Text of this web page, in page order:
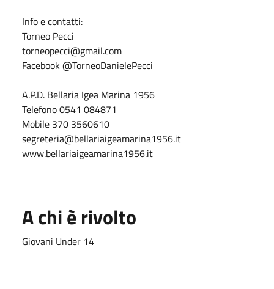
Info e contatti:
Torneo Pecci
torneopecci@gmail.com
Facebook @TorneoDanielePecci
A.P.D. Bellaria Igea Marina 1956
Telefono 0541 084871
Mobile 370 3560610
segreteria@bellariaigeamarina1956.it
www.bellariaigeamarina1956.it
A chi è rivolto
Giovani Under 14